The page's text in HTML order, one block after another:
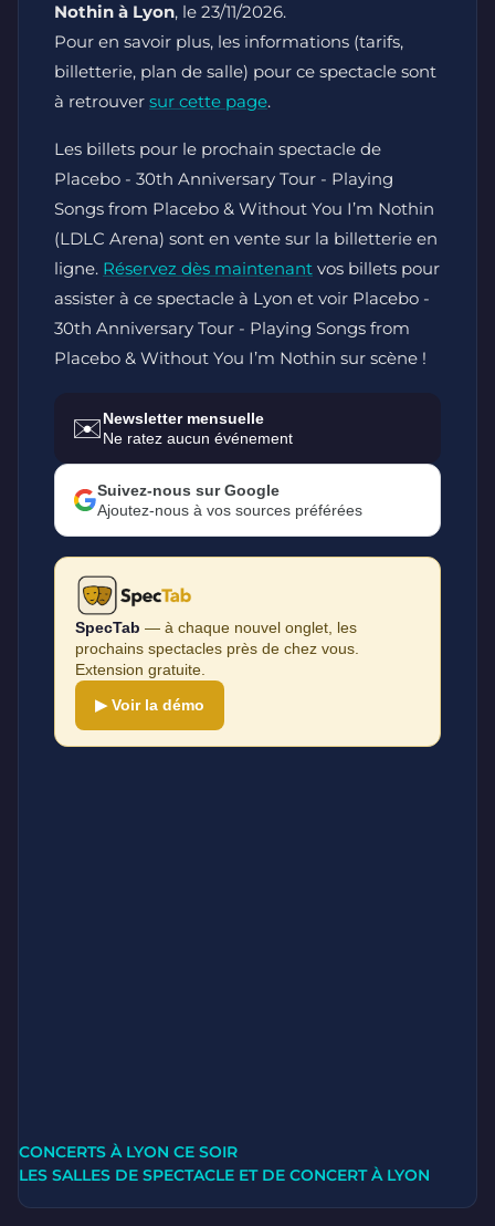
Nothin à Lyon, le 23/11/2026.
Pour en savoir plus, les informations (tarifs,
billetterie, plan de salle) pour ce spectacle sont
à retrouver sur cette page.
Les billets pour le prochain spectacle de
Placebo - 30th Anniversary Tour - Playing
Songs from Placebo & Without You I’m Nothin
(LDLC Arena) sont en vente sur la billetterie en
ligne. Réservez dès maintenant vos billets pour
assister à ce spectacle à Lyon et voir Placebo -
30th Anniversary Tour - Playing Songs from
Placebo & Without You I’m Nothin sur scène !
✉️Newsletter mensuelle
Ne ratez aucun événement
Suivez-nous sur Google
Ajoutez-nous à vos sources préférées
SpecTab — à chaque nouvel onglet, les
prochains spectacles près de chez vous.
Extension gratuite.
▶ Voir la démo
CONCERTS À LYON CE SOIR
LES SALLES DE SPECTACLE ET DE CONCERT À LYON